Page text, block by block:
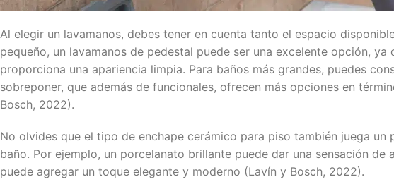
Al elegir un lavamanos, debes tener en cuenta tanto el espacio
pequeño, un lavamanos de pedestal puede ser una excelente opción,
proporciona una apariencia limpia. Para baños más grandes, puedes
sobreponer, que además de funcionales, ofrecen más opciones en
Bosch, 2022).
No olvides que el tipo de enchape cerámico para piso también juega
baño. Por ejemplo, un porcelanato brillante puede dar una sensación
puede agregar un toque elegante y moderno (Lavín y Bosch, 2022).